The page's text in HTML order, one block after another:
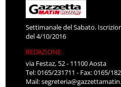
Settimanale del Sabato.
del 4/10/2016
REDAZIONE
via Festaz, 52 - 11100 Aosta
Tel: 0165/231711 - Fax: 0165/
Mail: